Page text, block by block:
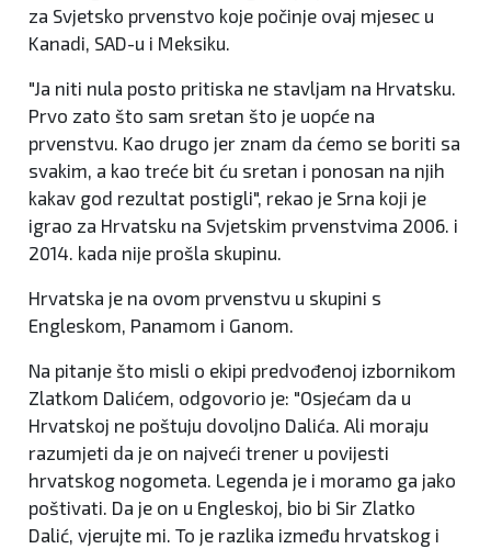
za Svjetsko prvenstvo koje počinje ovaj mjesec u
Kanadi, SAD-u i Meksiku.
"Ja niti nula posto pritiska ne stavljam na Hrvatsku.
Prvo zato što sam sretan što je uopće na
prvenstvu. Kao drugo jer znam da ćemo se boriti sa
svakim, a kao treće bit ću sretan i ponosan na njih
kakav god rezultat postigli", rekao je Srna koji je
igrao za Hrvatsku na Svjetskim prvenstvima 2006. i
2014. kada nije prošla skupinu.
Hrvatska je na ovom prvenstvu u skupini s
Engleskom, Panamom i Ganom.
Na pitanje što misli o ekipi predvođenoj izbornikom
Zlatkom Dalićem, odgovorio je: "Osjećam da u
Hrvatskoj ne poštuju dovoljno Dalića. Ali moraju
razumjeti da je on najveći trener u povijesti
hrvatskog nogometa. Legenda je i moramo ga jako
poštivati. Da je on u Engleskoj, bio bi Sir Zlatko
Dalić, vjerujte mi. To je razlika između hrvatskog i